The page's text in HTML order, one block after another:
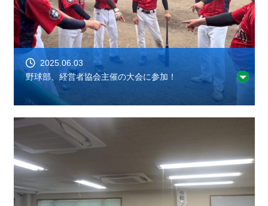
2025.06.03
野球部、経営者協会主催の大会に参加！